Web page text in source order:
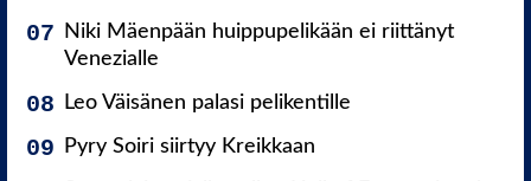
Niki Mäenpään huippupelikään ei riittänyt
Venezialle
Leo Väisänen palasi pelikentille
Pyry Soiri siirtyy Kreikkaan